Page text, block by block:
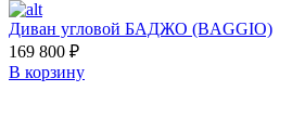
Диван угловой БАДЖО (BAGGIO)
169 800 ₽
В корзину